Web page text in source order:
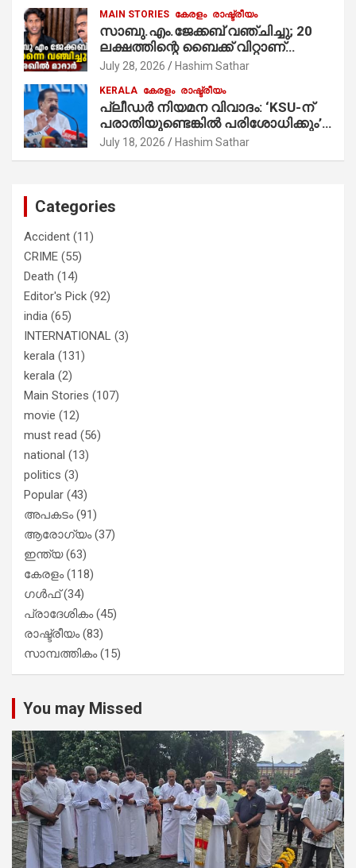
MAIN STORIES കേരളം രാഷ്ട്രീയം
സാബു.എം.ജേക്കബ് വഞ്ചിച്ചു; 20
ലക്ഷത്തിന്റെ ബൈക്ക് വിറ്റാണ്
തൃക്കാക്കരയില്‍ മത്സരിച്ചത്!
മാത്രമാണ് ഉണ്ടായിരുന്നത്;
സാബുവിന്റേത് വ്യക്തിപരമായ
നേട്ടത്തിനുള്ള പാര്‍ട്ടി; ഇപ്പോള്‍
ഫോണ്‍ വിളിച്ചാല്‍ എടുക്കില്ല;
തിരഞ്ഞെടുപ്പിലെ ദുരനുഭവങ്ങള്‍
July 28, 2026 Hashim Sathar
KERALA കേരളം രാഷ്ട്രീയം
പ്ലീഡർ നിയമന വിവാദം: ‘KSU-ന്
പരാതിയുണ്ടെങ്കിൽ പരിശോധിക്കും’;
രമേശ് ചെന്നിത്തല
July 18, 2026 Hashim Sathar
Categories
Accident (11)
CRIME (55)
Death (14)
Editor's Pick (92)
india (65)
INTERNATIONAL (3)
kerala (131)
kerala (2)
Main Stories (107)
movie (12)
must read (56)
national (13)
politics (3)
Popular (43)
അപകടം(91)
ആരോഗ്യം(37)
ഇന്ത്യ(63)
കേരളം(118)
ഗൾഫ്(34)
പ്രാദേശികം(45)
രാഷ്ട്രീയം(83)
സാമ്പത്തികം(15)
You may Missed